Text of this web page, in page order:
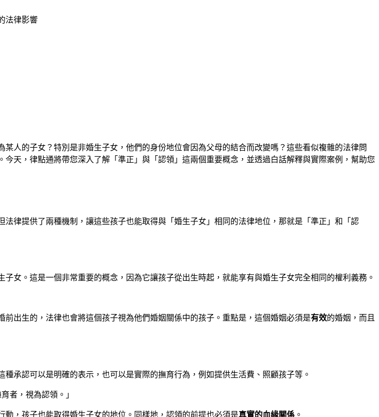
法律影響
人的子女？特別是非婚生子女，他們的身份地位會因為父母的結合而改變嗎？這些看似複雜的法律問
天，律點通將帶您深入了解「準正」與「認領」這兩個重要概念，並透過白話解釋與實際案例，幫助您
律提供了兩種機制，讓這些孩子也能取得與「婚生子女」相同的法律地位，那就是「準正」和「認
女。這是一個非常重要的概念，因為它讓孩子從出生時起，就能享有與婚生子女完全相同的權利義務。
出生的，法律也會將這個孩子視為他們婚姻關係中的孩子。重點是，這個婚姻必須是有效的婚姻，而且
承認可以是明確的表示，也可以是實際的撫育行為，例如提供生活費、照顧孩子等。
者，視為認領。」
，孩子也能取得婚生子女的地位。同樣地，認領的前提也必須是真實的血緣關係 。